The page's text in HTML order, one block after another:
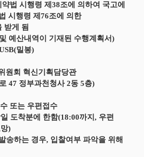
법 시행령 제38조에 의하여 국고에
시행령 제76조에 의한
받게 됨
예산내역이 기재된 수행계획서)
밀봉)
원회 혁신기획담당관
47 정부과천청사 2동 5층)
또는 우편접수
도착분에 한함(18:00까지, 우편
)
송하는 경우, 입찰여부 파악을 위해